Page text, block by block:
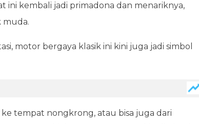
ini kembali jadi primadona dan menariknya,
muda.
motor bergaya klasik ini kini juga jadi simbol
tempat nongkrong, atau bisa juga dari